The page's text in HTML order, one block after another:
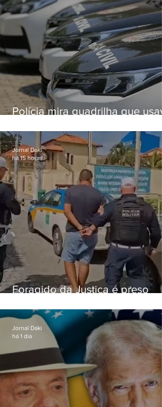
Polícia mira quadrilha que
o Comando Vermelho
Foragido da Justiça é preso
RJ-106, em Maricá
Jornal Daki
há 15 horas
Jornal Daki
há 1 dia